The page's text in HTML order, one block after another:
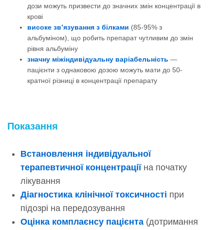
дози можуть призвести до значних змін концентрації в
крові
високе зв’язування з білками (85-95% з
альбуміном), що робить препарат чутливим до змін
рівня альбуміну
значну міжіндивідуальну варіабельність —
пацієнти з однаковою дозою можуть мати до 50-
кратної різниці в концентрації препарату
Показання
Встановлення індивідуальної
терапевтичної концентраціїна початку
лікування
Діагностика клінічної токсичності при
підозрі на передозування
Оцінка комплаєнсу пацієнта (дотримання